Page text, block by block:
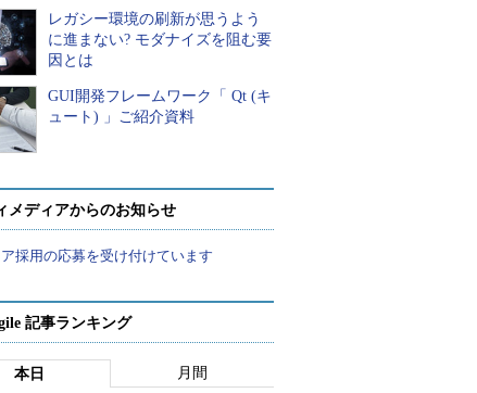
レガシー環境の刷新が思うよう
に進まない? モダナイズを阻む要
因とは
GUI開発フレームワーク「 Qt (キ
ュート) 」ご紹介資料
メディアからのお知らせ
採用の応募を受け付けています
記事ランキング
本日 月間